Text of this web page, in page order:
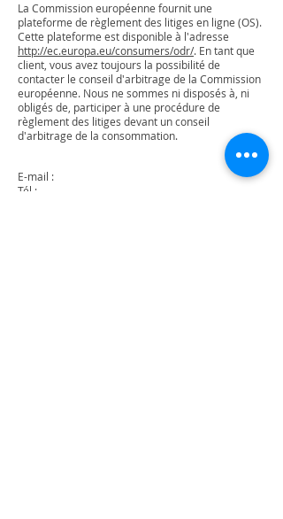
La Commission européenne fournit une
plateforme de règlement des litiges en ligne (OS).
Cette plateforme est disponible à l'adresse
http://ec.europa.eu/consumers/odr/. En tant que
client, vous avez toujours la possibilité de
contacter le conseil d'arbitrage de la Commission
européenne. Nous ne sommes ni disposés à, ni
obligés de, participer à une procédure de
règlement des litiges devant un conseil
d'arbitrage de la consommation.
E-mail :
Tél :